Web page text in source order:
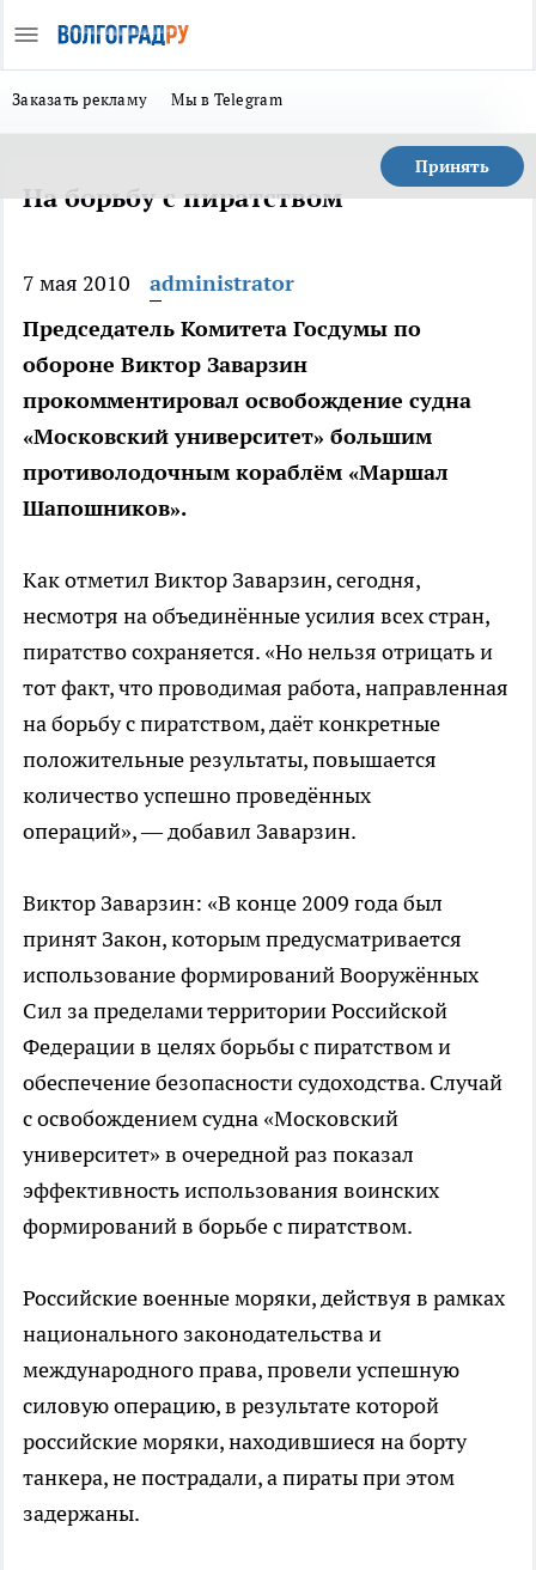
Заказать рекламу Мы в Telegram
Принять
На борьбу с пиратством
7 мая 2010
administrator
Председатель Комитета Госдумы по
обороне Виктор Заварзин
прокомментировал освобождение судна
«Московский университет» большим
противолодочным кораблём «Маршал
Шапошников».
Как отметил Виктор Заварзин, сегодня,
несмотря на объединённые усилия всех стран,
пиратство сохраняется. «Но нельзя отрицать и
тот факт, что проводимая работа, направленная
на борьбу с пиратством, даёт конкретные
положительные результаты, повышается
количество успешно проведённых
операций», — добавил Заварзин.
Виктор Заварзин: «В конце 2009 года был
принят Закон, которым предусматривается
использование формирований Вооружённых
Сил за пределами территории Российской
Федерации в целях борьбы с пиратством и
обеспечение безопасности судоходства. Случай
с освобождением судна «Московский
университет» в очередной раз показал
эффективность использования воинских
формирований в борьбе с пиратством.
Российские военные моряки, действуя в рамках
национального законодательства и
международного права, провели успешную
силовую операцию, в результате которой
российские моряки, находившиеся на борту
танкера, не пострадали, а пираты при этом
задержаны.